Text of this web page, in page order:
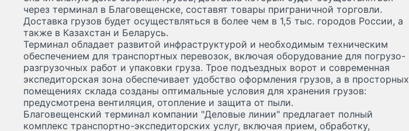
через терминал в Благовещенске, составят товары приграничной торговли.
Доставка грузов будет осуществляться в более чем в 1,5 тыс. городов России, а
также в Казахстан и Беларусь.
Терминал обладает развитой инфраструктурой и необходимым техническим
обеспечением для транспортных перевозок, включая оборудование для погрузо-
разгрузочных работ и упаковки груза. Трое подъездных ворот и современная
экспедиторская зона обеспечивает удобство оформления грузов, а в просторных
помещениях склада созданы оптимальные условия для хранения грузов:
предусмотрена вентиляция, отопление и защита от пыли.
Благовещенский терминал компании "Деловые линии" предлагает полный
комплекс транспортно-экспедиторских услуг, включая прием, обработку,